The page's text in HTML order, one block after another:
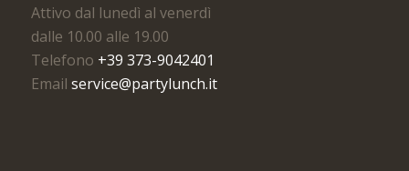
Attivo dal lunedì al venerdì
dalle 10.00 alle 19.00
Telefono +39 373-9042401
Email service@partylunch.it